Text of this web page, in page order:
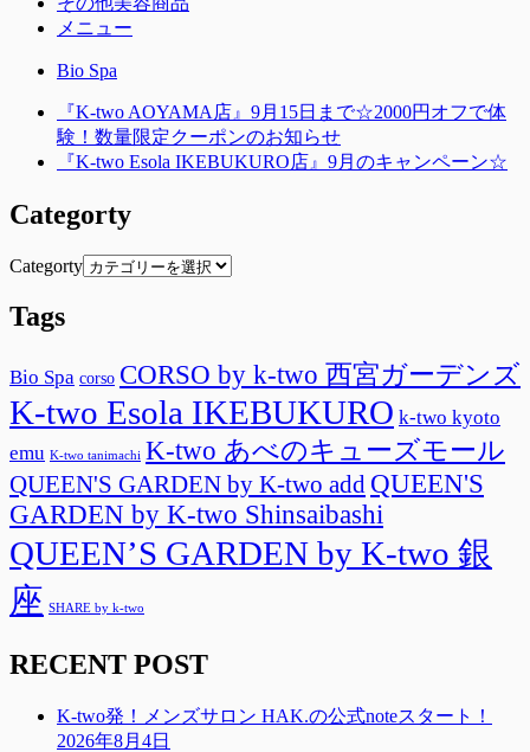
メニュー
Bio Spa
『K-two AOYAMA店』9月15日まで☆2000円オフで体
験！数量限定クーポンのお知らせ
『K-two Esola IKEBUKURO店』9月のキャンペーン☆
Categorty
Categorty
Tags
Bio Spa corso CORSO by k-two 西宮ガーデンズ
K-two Esola IKEBUKURO k-two kyoto
emu K-two tanimachi K-two あべのキューズモール
QUEEN'S GARDEN by K-two add QUEEN'S
GARDEN by K-two Shinsaibashi
QUEEN’S GARDEN by K-two 銀
座 SHARE by k-two
RECENT POST
K-two発！メンズサロン HAK.の公式noteスタート！
2026年8月4日